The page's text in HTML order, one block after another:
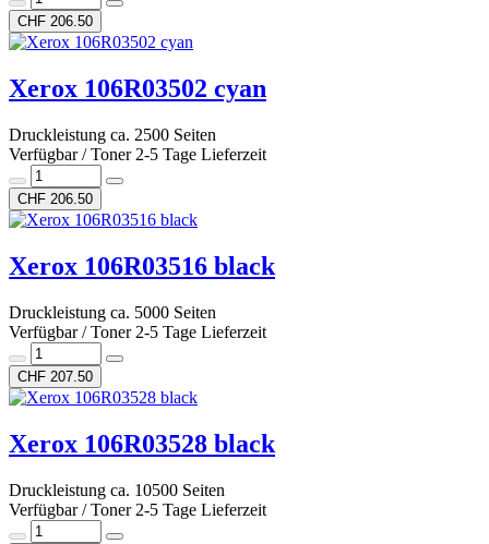
CHF 206.50
Xerox 106R03502 cyan
Druckleistung ca. 2500 Seiten
Verfügbar / Toner 2-5 Tage Lieferzeit
CHF 206.50
Xerox 106R03516 black
Druckleistung ca. 5000 Seiten
Verfügbar / Toner 2-5 Tage Lieferzeit
CHF 207.50
Xerox 106R03528 black
Druckleistung ca. 10500 Seiten
Verfügbar / Toner 2-5 Tage Lieferzeit